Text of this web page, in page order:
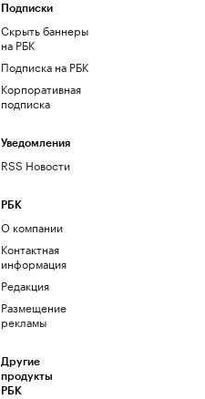
Подписки
Скрыть баннеры
на РБК
Подписка на РБК
Корпоративная
подписка
Уведомления
RSS Новости
РБК
О компании
Контактная
информация
Редакция
Размещение
рекламы
Другие
продукты
РБК